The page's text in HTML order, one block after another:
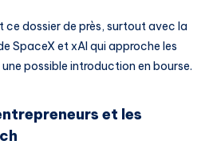
ce dossier de près, surtout avec la
SpaceX et xAI qui approche les
possible introduction en bourse.
et les